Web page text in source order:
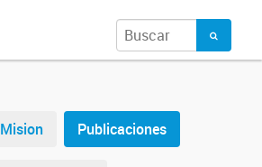
Mision Publicaciones